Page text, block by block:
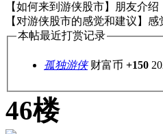
【如何来到游侠股市】朋友介绍
【对游侠股市的感觉和建议】感
本帖最近打赏记录
孤独游侠 财富币 +150
46楼